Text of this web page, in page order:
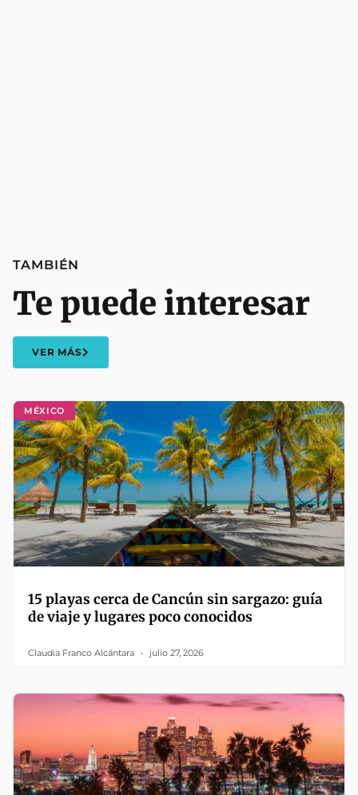
MÉXICO
15 playas cerca de Cancún sin sargazo: guía
de viaje y lugares poco conocidos
Claudia Franco Alcántara julio 27, 2026
TAMBIÉN
Te puede interesar
VER MÁS